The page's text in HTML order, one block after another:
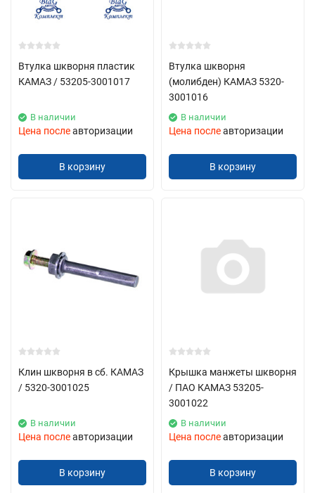
Втулка шкворня пластик
КАМАЗ / 53205-3001017
В наличии
Цена послеавторизации
В корзину
Втулка шкворня
(молибден) КАМАЗ 5320-
3001016
В наличии
Цена послеавторизации
В корзину
Клин шкворня в сб. КАМАЗ
/ 5320-3001025
В наличии
Цена послеавторизации
В корзину
Крышка манжеты шкворня
/ ПАО КАМАЗ 53205-
3001022
В наличии
Цена послеавторизации
В корзину